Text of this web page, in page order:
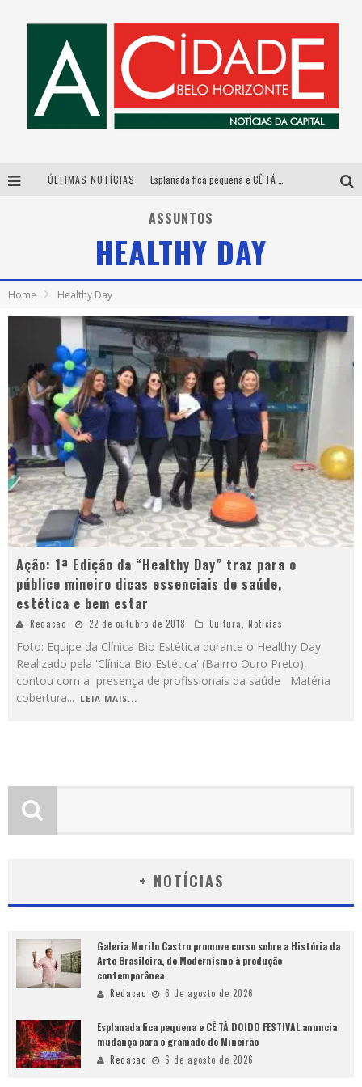
ÚLTIMAS NOTÍCIAS
Galeria Murilo Castro promove curso sobre a História da Arte Brasileira, do Modernismo à produção contemporânea
ASSUNTOS
HEALTHY DAY
Home Healthy Day
Ação: 1ª Edição da “Healthy Day” traz para o
público mineiro dicas essenciais de saúde,
estética e bem estar
Redacao 22 de outubro de 2018 Cultura, Notícias
Foto: Equipe da Clínica Bio Estética durante o Healthy Day
Realizado pela 'Clínica Bio Estética' (Bairro Ouro Preto),
contou com a presença de profissionais da saúde Matéria
cobertura... LEIA MAIS...
+ NOTÍCIAS
Galeria Murilo Castro promove curso sobre a História da
Arte Brasileira, do Modernismo à produção
contemporânea
Redacao 6 de agosto de 2026
Esplanada fica pequena e CÊ TÁ DOIDO FESTIVAL anuncia
mudança para o gramado do Mineirão
Redacao 6 de agosto de 2026